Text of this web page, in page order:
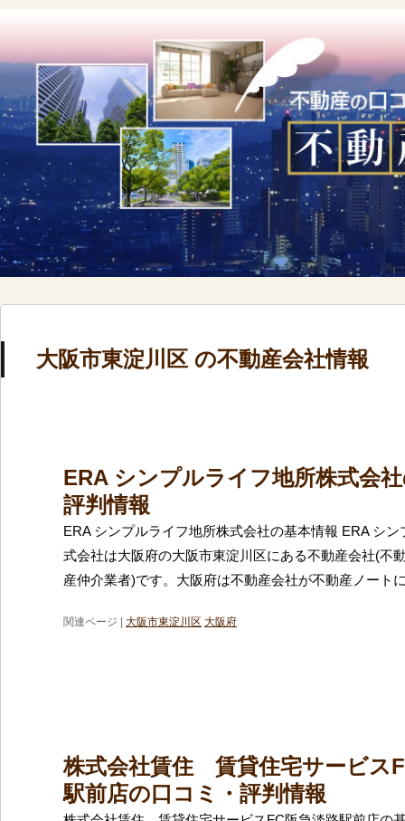
大阪市東淀川区 の不動産会社情報
ERA シンプルライフ地所株式会
評判情報
ERA シンプルライフ地所株式会社の基本情報 ERA シ
式会社は大阪府の大阪市東淀川区にある不動産会社(不
産仲介業者)です。大阪府は不動産会社が不動産ノート
関連ページ | 大阪市東淀川区 大阪府
株式会社賃住 賃貸住宅サービス
駅前店の口コミ・評判情報